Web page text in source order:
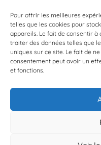
Pour offrir les meilleures
telles que les cookies pour
appareils. Le fait de consentir
traiter des données telles que
uniques sur ce site. Le fait de
consentement peut avoir un
et fonctions.
À
Vos